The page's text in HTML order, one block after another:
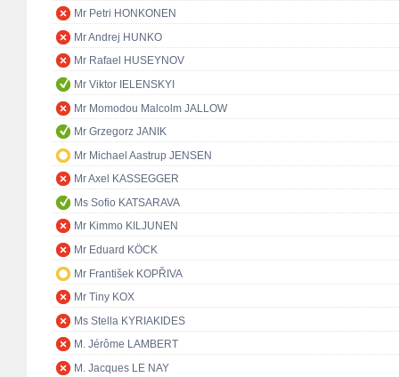
Mr Petri HONKONEN
Mr Andrej HUNKO
Mr Rafael HUSEYNOV
Mr Viktor IELENSKYI
Mr Momodou Malcolm JALLOW
Mr Grzegorz JANIK
Mr Michael Aastrup JENSEN
Mr Axel KASSEGGER
Ms Sofio KATSARAVA
Mr Kimmo KILJUNEN
Mr Eduard KÖCK
Mr František KOPŘIVA
Mr Tiny KOX
Ms Stella KYRIAKIDES
M. Jérôme LAMBERT
M. Jacques LE NAY